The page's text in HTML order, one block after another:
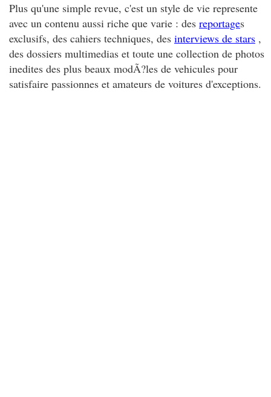
Plus qu'une simple revue, c'est un style de vie represente
avec un contenu aussi riche que varie : des reportages
exclusifs, des cahiers techniques, des interviews de stars ,
des dossiers multimedias et toute une collection de photos
inedites des plus beaux modÃ?les de vehicules pour
satisfaire passionnes et amateurs de voitures d'exceptions.